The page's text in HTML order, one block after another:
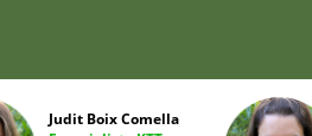
Judit Boix Comella